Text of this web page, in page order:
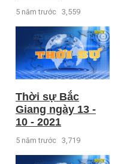
5 năm trước 3,559
Thời sự Bắc
Giang ngày 13 -
10 - 2021
5 năm trước 3,719